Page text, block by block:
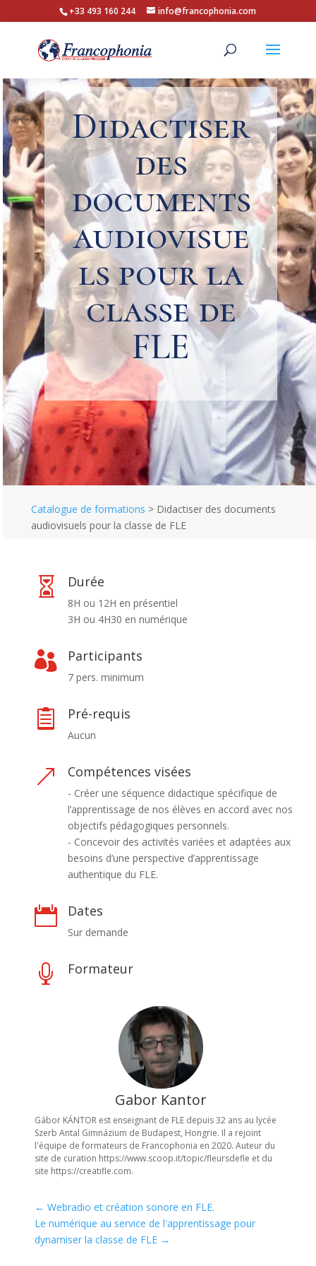
+33 493 160 244 info@francophonia.com
Didactiser
des
documents
audiovisue
ls pour la
classe de
FLE
Catalogue de formations > Didactiser des documents
audiovisuels pour la classe de FLE
 Durée
8H ou 12H en présentiel
3H ou 4H30 en numérique
 Participants
7 pers. minimum
 Pré-requis
Aucun
& Compétences visées
- Créer une séquence didactique spécifique de
l’apprentissage de nos élèves en accord avec nos
objectifs pédagogiques personnels.
- Concevoir des activités variées et adaptées aux
besoins d’une perspective d’apprentissage
authentique du FLE.
 Dates
Sur demande
 Formateur
Gabor Kantor
Gábor KÁNTOR est enseignant de FLE depuis 32 ans au lycée
Szerb Antal Gimnázium de Budapest, Hongrie. Il a rejoint
l'équipe de formateurs de Francophonia en 2020. Auteur du
site de curation https://www.scoop.it/topic/fleursdefle et du
site https://creatifle.com.
← Webradio et création sonore en FLE.
Le numérique au service de l'apprentissage pour
dynamiser la classe de FLE→